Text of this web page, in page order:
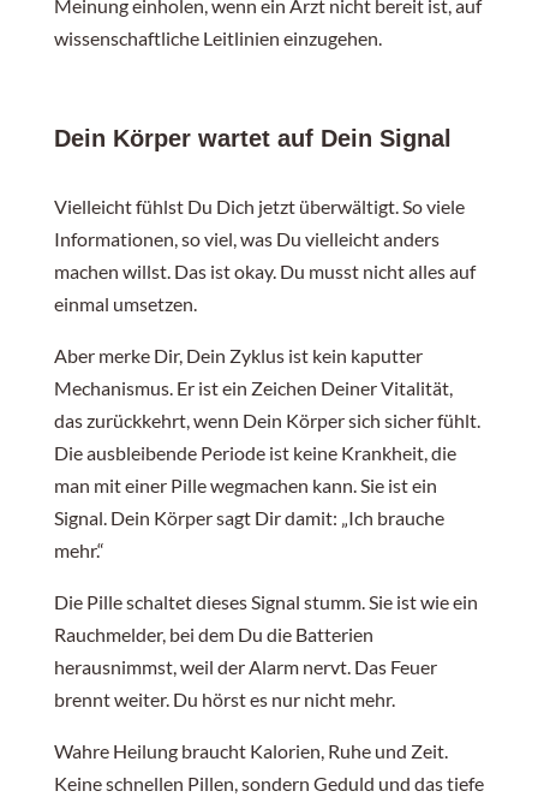
Meinung einholen, wenn ein Arzt nicht bereit ist, auf
wissenschaftliche Leitlinien einzugehen.
Dein Körper wartet auf Dein Signal
Vielleicht fühlst Du Dich jetzt überwältigt. So viele
Informationen, so viel, was Du vielleicht anders
machen willst. Das ist okay. Du musst nicht alles auf
einmal umsetzen.
Aber merke Dir, Dein Zyklus ist kein kaputter
Mechanismus. Er ist ein Zeichen Deiner Vitalität,
das zurückkehrt, wenn Dein Körper sich sicher fühlt.
Die ausbleibende Periode ist keine Krankheit, die
man mit einer Pille wegmachen kann. Sie ist ein
Signal. Dein Körper sagt Dir damit: „Ich brauche
mehr.“
Die Pille schaltet dieses Signal stumm. Sie ist wie ein
Rauchmelder, bei dem Du die Batterien
herausnimmst, weil der Alarm nervt. Das Feuer
brennt weiter. Du hörst es nur nicht mehr.
Wahre Heilung braucht Kalorien, Ruhe und Zeit.
Keine schnellen Pillen, sondern Geduld und das tiefe